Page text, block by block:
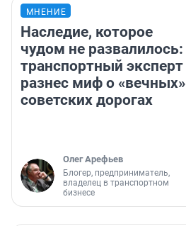
МНЕНИЕ
Наследие, которое
чудом не развалилось:
транспортный эксперт
разнес миф о «вечных»
советских дорогах
Олег Арефьев
Блогер, предприниматель,
владелец в транспортном
бизнесе